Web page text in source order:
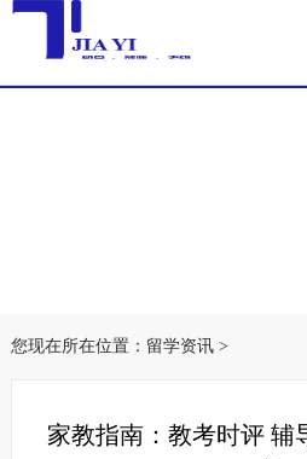
您现在所在位置： 留学资讯>
家教指南：教考时评 辅